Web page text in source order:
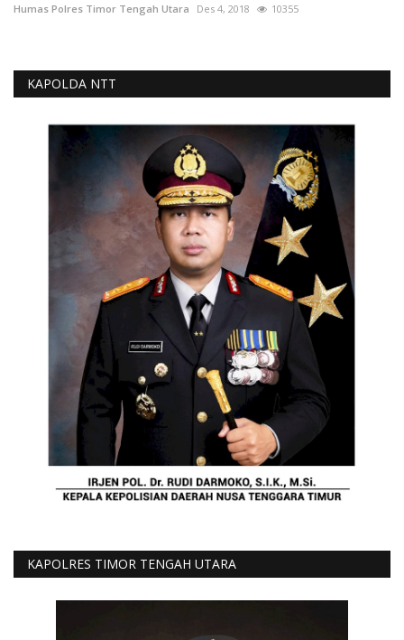
Humas Polres Timor Tengah Utara Des 4, 2018 10355
KAPOLDA NTT
KAPOLRES TIMOR TENGAH UTARA